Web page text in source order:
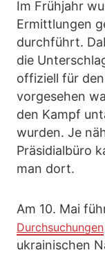
Im Frühjahr
Ermittlungen
durchführt.
die
offiziell für
vorgesehen
den Kampf
wurden. Je
Präsidialbüro
man dort.
Am 10. Mai
Durchsuchungen
ukrainischen